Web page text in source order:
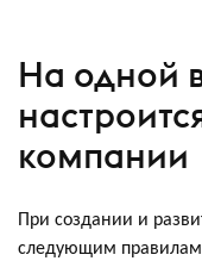
На одной
компании
При создании и
следующим